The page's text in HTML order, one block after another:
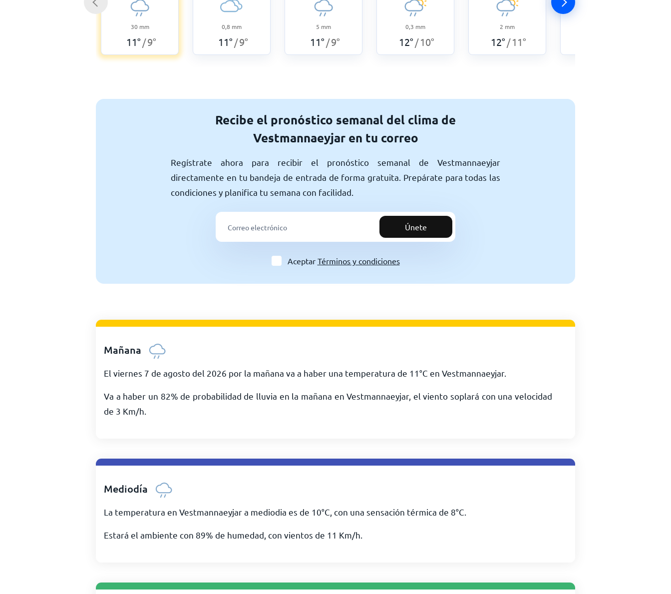
30 mm
11° /9°
0,8 mm
11° /9°
5 mm
11° /9°
0,3 mm
12° / 10°
2 mm
12° / 11°
Recibe el pronóstico semanal del clima de
Vestmannaeyjar en tu correo
Regístrate ahora para recibir el pronóstico semanal de Vestmannaeyjar
directamente en tu bandeja de entrada de forma gratuita. Prepárate para todas las
condiciones y planifica tu semana con facilidad.
Únete
Aceptar Términos y condiciones
Mañana
El viernes 7 de agosto del 2026 por la mañana va a haber una temperatura de 11°C en Vestmannaeyjar.
Va a haber un 82% de probabilidad de lluvia en la mañana en Vestmannaeyjar, el viento soplará con una velocidad
de 3 Km/h
Mediodía
La temperatura en Vestmannaeyjar a mediodia es de 10°C , con una sensación térmica de 8°C
Estará el ambiente con 89% de humedad, con vientos de 11 Km/h